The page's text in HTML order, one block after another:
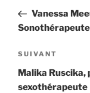
l’article
précédent
Vanessa
Article
suivant
SUIVANT
Malika
sexothérapeute